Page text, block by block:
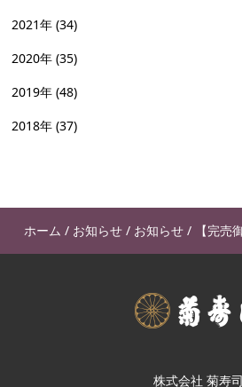
2021年 (34)
2020年 (35)
2019年 (48)
2018年 (37)
ホーム / お知らせ/ お知らせ/ 【完売
株式会社 菊寿司